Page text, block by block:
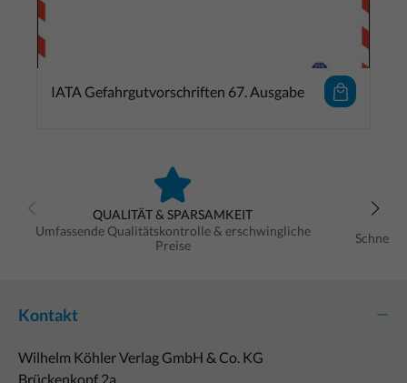
IATA Gefahrgutvorschriften 67. Ausgabe
QUALITÄT & SPARSAMKEIT
Umfassende Qualitätskontrolle & erschwingliche
Preise
Schnelle
Kontakt
Wilhelm Köhler Verlag GmbH & Co. KG
Brückenkopf 2a